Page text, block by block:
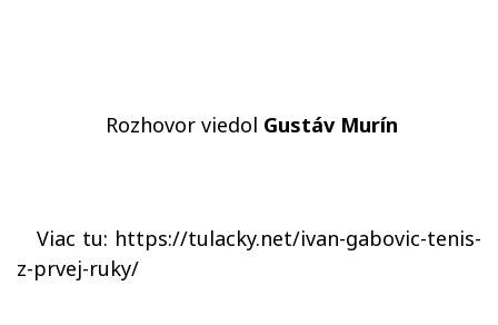
Rozhovor viedol Gustáv Murín
Viac tu: https://tulacky.net/ivan-gabovic-tenis-
z-prvej-ruky/